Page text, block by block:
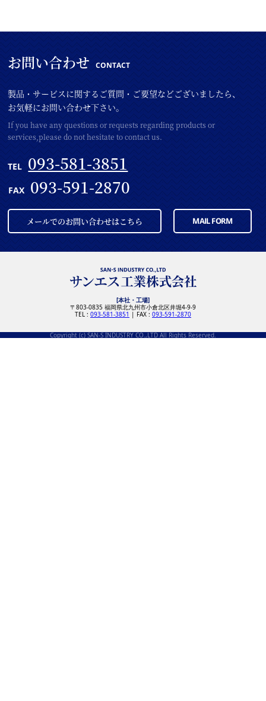
お問い合わせ CONTACT
製品・サービスに関するご質問・ご要望などございましたら、
お気軽にお問い合わせ下さい。
If you have any questions or requests regarding products or
services,please do not hesitate to contact us.
TEL 093-581-3851
FAX 093-591-2870
メールでのお問い合わせはこちら MAIL FORM
[本社・工場]
〒803-0835 福岡県北九州市小倉北区井堀4-9-9
TEL : 093-581-3851 | FAX : 093-591-2870
Copyright (c) SAN-S INDUSTRY CO.,LTD All Rights Reserved.